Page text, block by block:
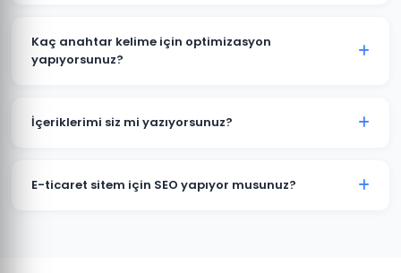
vermek etik değildir çünkü sıralamalar Google'ın
algoritmalarına bağlıdır. Ancak Köprüköy
Kaç anahtar kelime için optimizasyon
yapıyorsunuz?
anahtar kelime araştırması yapıyoruz. Paket
kelimelere odaklanıyoruz.
İçeriklerimi siz mi yazıyorsunuz?
optimize edilmiş, özgün Türkçe içerikler üretiyoruz.
E-ticaret sitem için SEO yapıyor musunuz?